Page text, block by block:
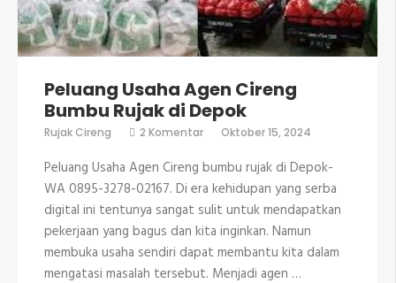
Peluang Usaha Agen Cireng
Bumbu Rujak di Depok
Rujak Cireng 2 Komentarpada
Agen
Cireng
Bumbu
Rujak
di
Depok
Oktober 15, 2024
Peluang Usaha Agen Cireng bumbu rujak di Depok-
WA 0895-3278-02167. Di era kehidupan yang serba
digital ini tentunya sangat sulit untuk mendapatkan
pekerjaan yang bagus dan kita inginkan. Namun
membuka usaha sendiri dapat membantu kita dalam
mengatasi masalah tersebut. Menjadi agen …